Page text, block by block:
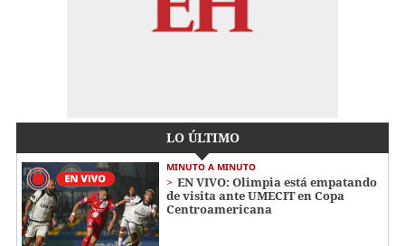
LO ÚLTIMO
MINUTO A MINUTO
EN VIVO: Olimpia está empatando
de visita ante UMECIT en Copa
Centroamericana